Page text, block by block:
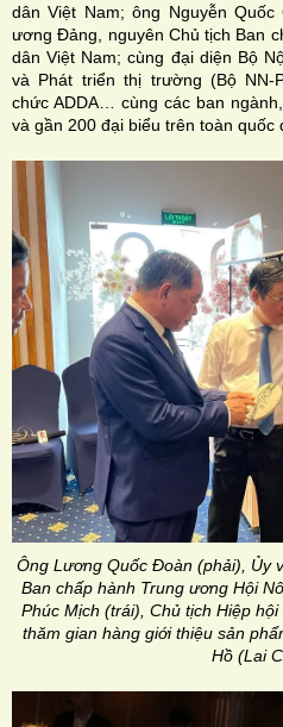
dân Việt Nam; ông Nguyễn
ương Đảng, nguyên Chủ tịch Ban
dân Việt Nam; cùng đại diện Bộ
và Phát triển thị trường (Bộ NN-
chức ADDA… cùng các ban
và gần 200 đại biểu trên toàn quốc
Ông Lương Quốc Đoàn (phải), Ủy
Ban chấp hành Trung ương Hội
Phúc Mịch (trái), Chủ tịch Hiệp
thăm gian hàng giới thiệu sản
Hồ (Lai